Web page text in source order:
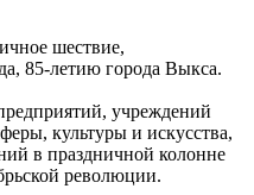
шествие,
85-летию города Выкса.
учреждений
культуры и искусства,
в праздничной колонне
революции.